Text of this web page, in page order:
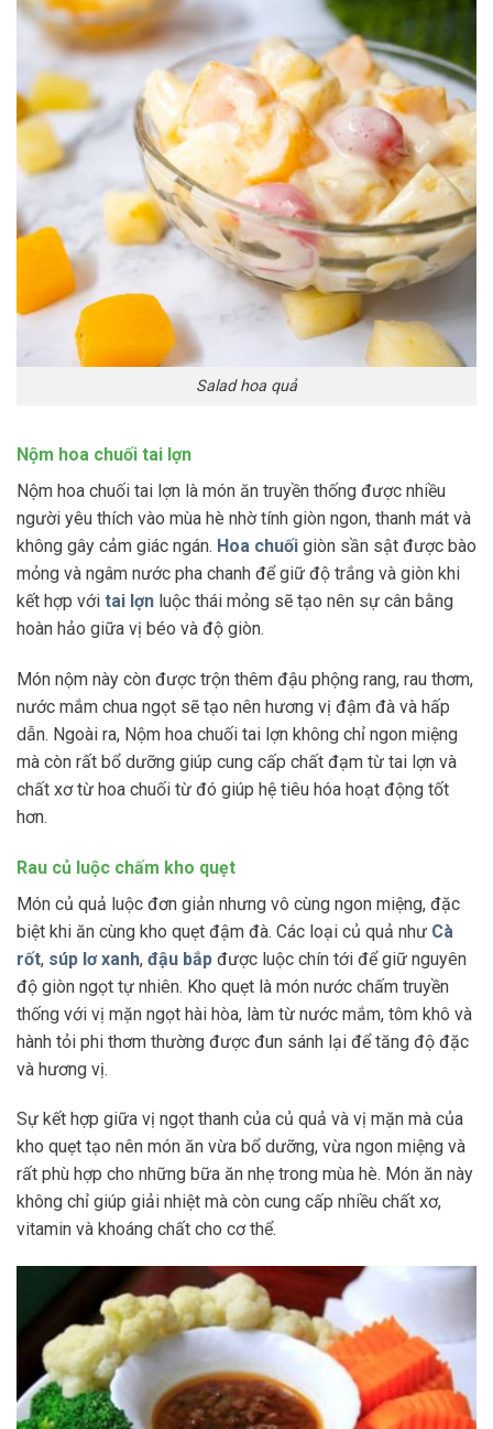
Salad hoa quả
Nộm hoa chuối tai lợn
Nộm hoa chuối tai lợn là món ăn truyền thống được nhiều
người yêu thích vào mùa hè nhờ tính giòn ngon, thanh mát và
không gây cảm giác ngán. Hoa chuối giòn sần sật được bào
mỏng và ngâm nước pha chanh để giữ độ trắng và giòn khi
kết hợp với tai lợn luộc thái mỏng sẽ tạo nên sự cân bằng
hoàn hảo giữa vị béo và độ giòn.
Món nộm này còn được trộn thêm đậu phộng rang, rau thơm,
nước mắm chua ngọt sẽ tạo nên hương vị đậm đà và hấp
dẫn. Ngoài ra, Nộm hoa chuối tai lợn không chỉ ngon miệng
mà còn rất bổ dưỡng giúp cung cấp chất đạm từ tai lợn và
chất xơ từ hoa chuối từ đó giúp hệ tiêu hóa hoạt động tốt
hơn.
Rau củ luộc chấm kho quẹt
Món củ quả luộc đơn giản nhưng vô cùng ngon miệng, đặc
biệt khi ăn cùng kho quẹt đậm đà. Các loại củ quả như Cà
rốt, súp lơ xanh, đậu bắp được luộc chín tới để giữ nguyên
độ giòn ngọt tự nhiên. Kho quẹt là món nước chấm truyền
thống với vị mặn ngọt hài hòa, làm từ nước mắm, tôm khô và
hành tỏi phi thơm thường được đun sánh lại để tăng độ đặc
và hương vị.
Sự kết hợp giữa vị ngọt thanh của củ quả và vị mặn mà của
kho quẹt tạo nên món ăn vừa bổ dưỡng, vừa ngon miệng và
rất phù hợp cho những bữa ăn nhẹ trong mùa hè. Món ăn này
không chỉ giúp giải nhiệt mà còn cung cấp nhiều chất xơ,
vitamin và khoáng chất cho cơ thể.